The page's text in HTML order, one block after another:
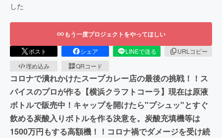
した
もう一度プロジェクトをやってほしい
ポスト シェア LINEで送る
URLコピー
埋め込み
QRコード
コロナで潰れかけたスープカレー店の最後の挑戦！！ス
パイスのプロが作る【横浜クラフトコーラ】現在は原液
ボトルで販売中！キャップを開けたら"プシュッ"とすぐ
飲める炭酸入りボトルを作る決意を。炭酸充填機等は
1500万円もする高額機！！コロナ禍でダメージを受け続